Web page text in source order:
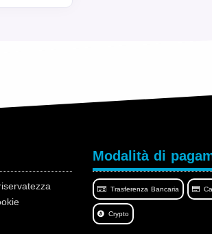
Modalità di
Trasferenza Bancaria
Crypto